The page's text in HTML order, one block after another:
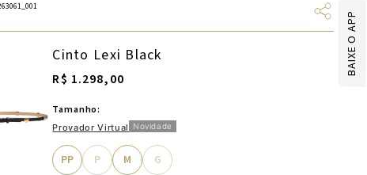
BAIXE O APP
Cinto Lexi Black
R$ 1.298,00
Tamanho:
Provador Virtual Novidade
PP P M G